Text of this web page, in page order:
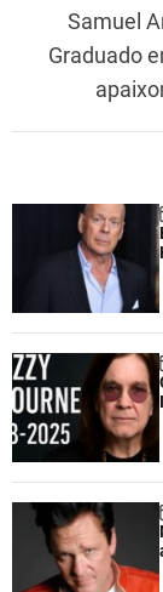
Samuel
Graduado